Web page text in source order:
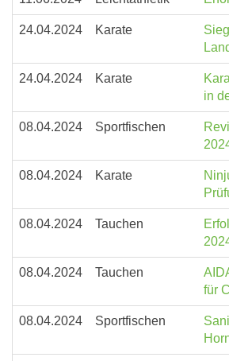
24.04.2024 Karate
24.04.2024 Karate
in
08.04.2024 Sportfischen
08.04.2024 Karate
08.04.2024 Tauchen
08.04.2024 Tauchen
für
08.04.2024 Sportfischen